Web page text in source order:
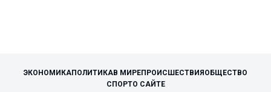
ЭКОНОМИКАПОЛИТИКАВ МИРЕПРОИСШЕСТВИЯ ОБЩЕСТВО
СПОРТО САЙТЕ